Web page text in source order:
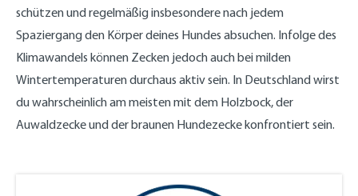
schützen und regelmäßig insbesondere nach jedem
Spaziergang den Körper deines Hundes absuchen. Infolge des
Klimawandels können Zecken jedoch auch bei milden
Wintertemperaturen durchaus aktiv sein. In Deutschland wirst
du wahrscheinlich am meisten mit dem Holzbock, der
Auwaldzecke und der braunen Hundezecke konfrontiert sein.